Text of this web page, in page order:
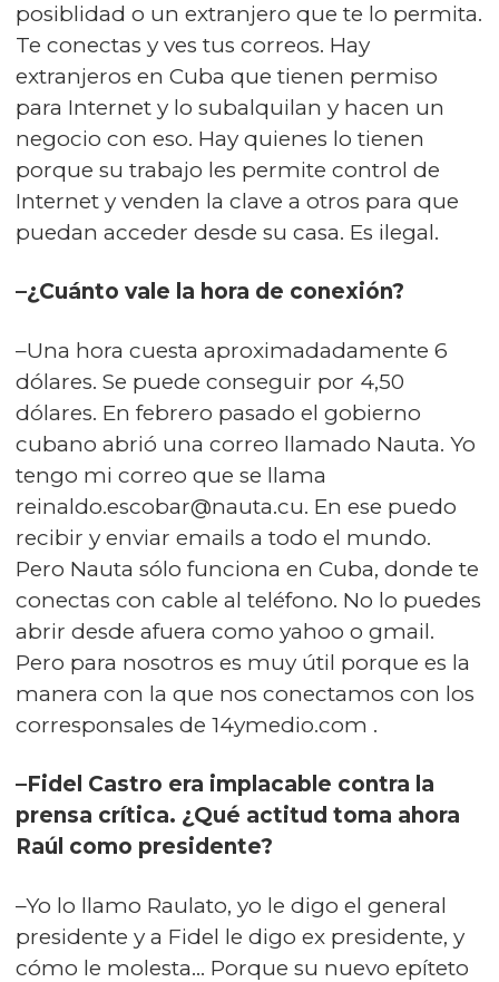
posiblidad o un extranjero que te lo permita.
Te conectas y ves tus correos. Hay
extranjeros en Cuba que tienen permiso
para Internet y lo subalquilan y hacen un
negocio con eso. Hay quienes lo tienen
porque su trabajo les permite control de
Internet y venden la clave a otros para que
puedan acceder desde su casa. Es ilegal.
–¿Cuánto vale la hora de conexión?
–Una hora cuesta aproximadadamente 6
dólares. Se puede conseguir por 4,50
dólares. En febrero pasado el gobierno
cubano abrió una correo llamado Nauta. Yo
tengo mi correo que se llama
reinaldo.escobar@nauta.cu. En ese puedo
recibir y enviar emails a todo el mundo.
Pero Nauta sólo funciona en Cuba, donde te
conectas con cable al teléfono. No lo puedes
abrir desde afuera como yahoo o gmail.
Pero para nosotros es muy útil porque es la
manera con la que nos conectamos con los
corresponsales de 14ymedio.com .
–Fidel Castro era implacable contra la
prensa crítica. ¿Qué actitud toma ahora
Raúl como presidente?
–Yo lo llamo Raulato, yo le digo el general
presidente y a Fidel le digo ex presidente, y
cómo le molesta… Porque su nuevo epíteto